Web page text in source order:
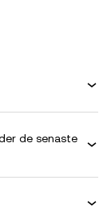
de senaste